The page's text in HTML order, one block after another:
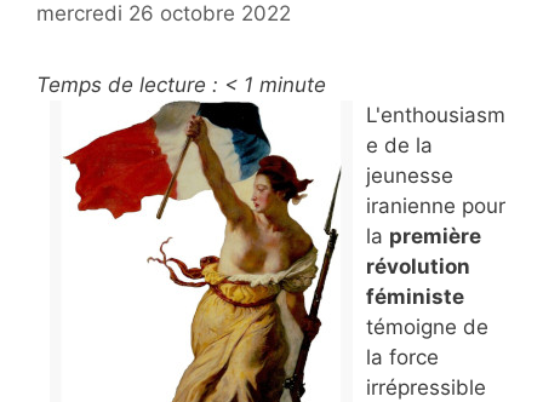
mercredi 26 octobre 2022
Temps de lecture : < 1 minute
L'enthousiasm
e de la
jeunesse
iranienne pour
la première
révolution
féministe
témoigne de
la force
irrépressible